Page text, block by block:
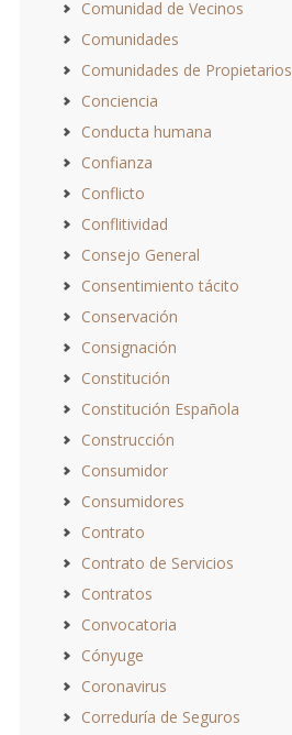
Comunidad de Vecinos
Comunidades
Comunidades de Propietarios
Conciencia
Conducta humana
Confianza
Conflicto
Conflitividad
Consejo General
Consentimiento tácito
Conservación
Consignación
Constitución
Constitución Española
Construcción
Consumidor
Consumidores
Contrato
Contrato de Servicios
Contratos
Convocatoria
Cónyuge
Coronavirus
Correduría de Seguros